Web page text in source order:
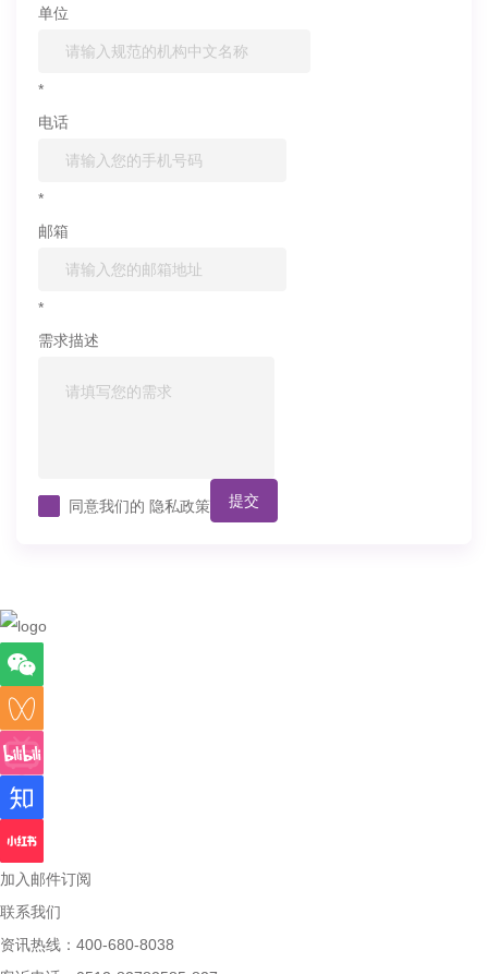
单位
*
电话
*
邮箱
*
需求描述
同意我们的 隐私政策 提交
加入邮件订阅
联系我们
资讯热线：400-680-8038